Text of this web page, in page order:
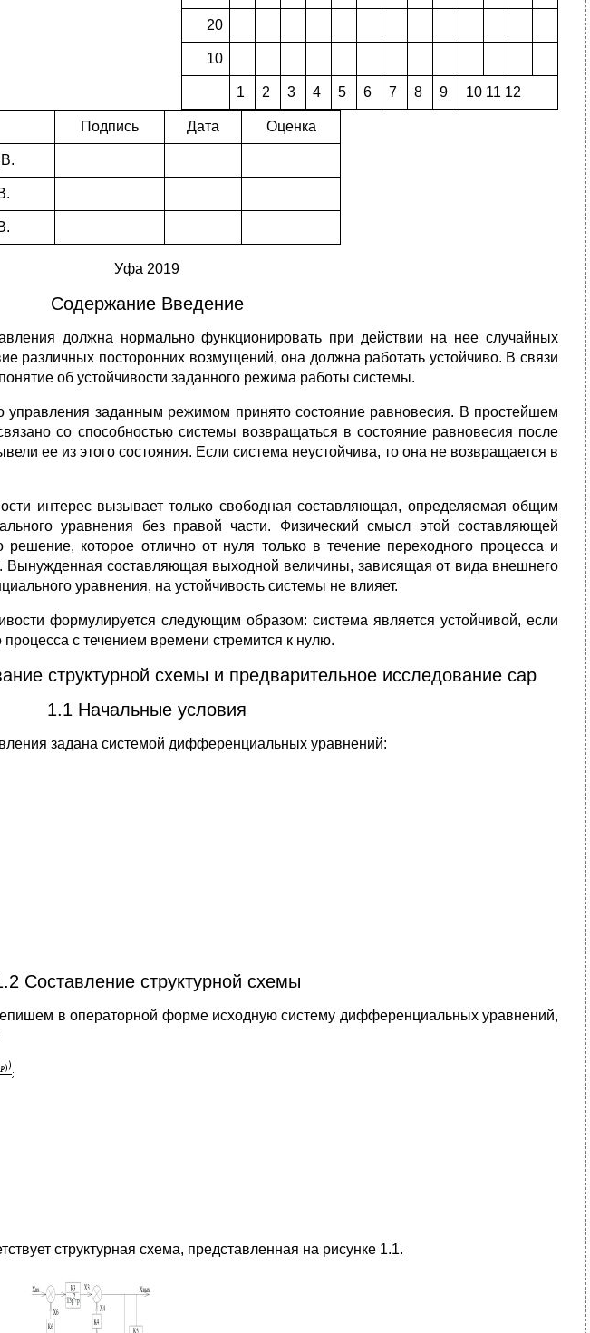
20
10
1 2 3 4 5 6 7 8 9 10 11 12
Подпись Дата Оценка
Уфа 2019
Содержание Введение
должна нормально функционировать при действии на нее случайных
различных посторонних возмущений, она должна работать устойчиво. В связи
об устойчивости заданного режима работы системы.
управления заданным режимом принято состояние равновесия. В простейшем
со способностью системы возвращаться в состояние равновесия после
ее из этого состояния. Если система неустойчива, то она не возвращается в
интерес вызывает только свободная составляющая, определяемая общим
уравнения без правой части. Физический смысл этой составляющей
решение, которое отлично от нуля только в течение переходного процесса и
Вынужденная составляющая выходной величины, зависящая от вида внешнего
уравнения, на устойчивость системы не влияет.
формулируется следующим образом: cистема является устойчивой, если
с течением времени стремится к нулю.
структурной схемы и предварительное исследование сар
1.1 Начальные условия
задана системой дифференциальных уравнений:
Составление структурной схемы
в операторной форме исходную систему дифференциальных уравнений,
структурная схема, представленная на рисунке 1.1.